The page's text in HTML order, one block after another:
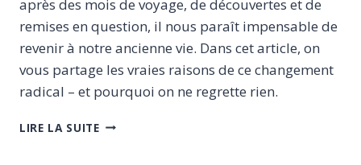
après des mois de voyage, de découvertes et de
remises en question, il nous paraît impensable de
revenir à notre ancienne vie. Dans cet article, on
vous partage les vraies raisons de ce changement
radical – et pourquoi on ne regrette rien.
LIRE LA SUITEPOURQUOI